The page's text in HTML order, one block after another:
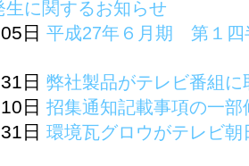
生に関するお知らせ
日 平成27年６月期 第１
日 弊社製品がテレビ番組
日 招集通知記載事項の一部
日 環境瓦グロウがテレビ